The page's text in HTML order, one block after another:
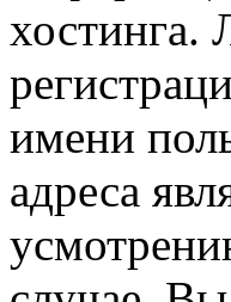
хостинга.
имени
адреса